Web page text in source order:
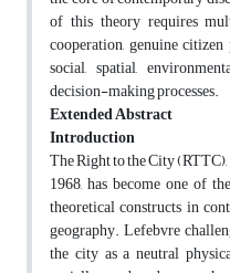
of this theory requires
cooperation, genuine
social, spatial,
decision-making processes.
Extended Abstract
Introduction
The Right to the City
1968, has become one of
theoretical constructs in
geography. Lefebvre
the city as a neutral